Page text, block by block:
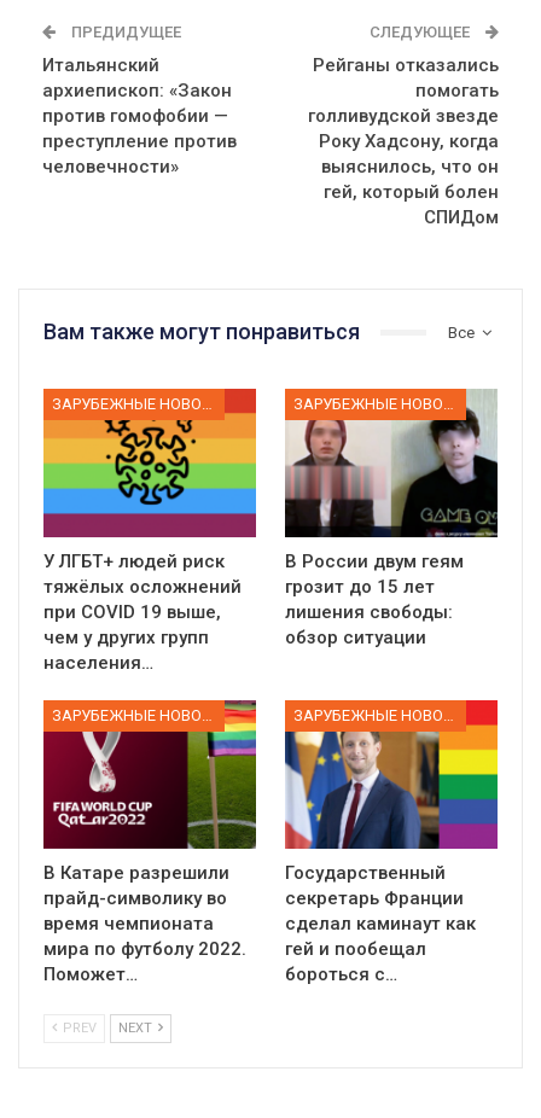
ПРЕДИДУЩЕЕ
Итальянский
архиепископ: «Закон
против гомофобии —
преступление против
человечности»
СЛЕДУЮЩЕЕ
Рейганы отказались
помогать
голливудской звезде
Року Хадсону, когда
выяснилось, что он
гей, который болен
СПИДом
Все
Вам также могут понравиться
У ЛГБТ+ людей риск
тяжёлых осложнений
при COVID 19 выше,
чем у других групп
населения…
В России двум геям
грозит до 15 лет
лишения свободы:
обзор ситуации
В Катаре разрешили
прайд-символику во
время чемпионата
мира по футболу 2022.
Поможет…
Государственный
секретарь Франции
сделал каминаут как
гей и пообещал
бороться с…
PREV NEXT